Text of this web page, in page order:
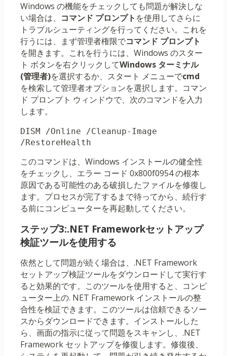
Windows の機能をチェックしても問題が解決しな
い場合は、 コマンド プロンプト を使用してさらに
トラブルシューティングを行ってください。これを
行うには、まず管理者権限でコマンド プロンプト
を開きます。これを行うには、Windows のスター
ト ボタンを右クリックしてWindows ターミナル
(管理者)を選択するか、スタート メニューでcmd
を検索して管理者オプションを選択します。コマン
ド プロンプト ウィンドウで、次のコマンドを入力
します。
DISM /Online /Cleanup-Image
/RestoreHealth
このコマンドは、Windows インストールの健全性
をチェックし、エラー コード 0x800f0954 の根本
原因である可能性のある破損したファイルを修復し
ます。プロセスが完了するまで待ってから、続行す
る前にコンピューターを再起動してください。
ステップ3:.NET Frameworkセットアップ
検証ツールを使用する
依然として問題が続く場合は、.NET Framework
セットアップ検証ツールをダウンロードして実行す
ると効果的です。このツールを使用すると、コンピ
ューター上の. NET Framework インストールの整
合性を検証できます。このツールは信頼できるソー
スからダウンロードできます。インストールした
ら、画面の指示に従って問題をスキャンし、.NET
Framework セットアップを修復します。修復後、